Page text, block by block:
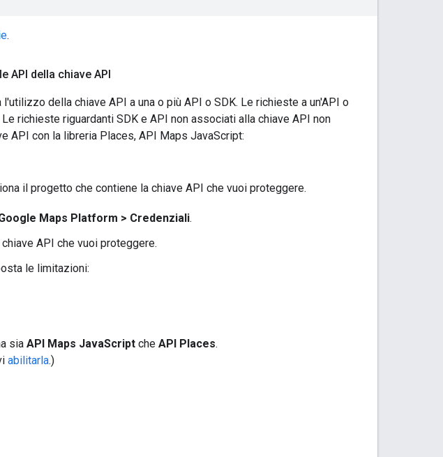
.
API della chiave API
della chiave API a una o più API o SDK. Le richieste a un'API o
richieste riguardanti SDK e API non associati alla chiave API non
API con la libreria Places, API Maps JavaScript:
il progetto che contiene la chiave API che vuoi proteggere.
Maps Platform > Credenziali.
API che vuoi proteggere.
le limitazioni:
sia API Maps JavaScript che API Places.
abilitarla.)